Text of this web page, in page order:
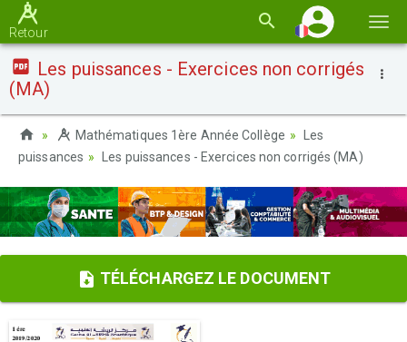
la
Retour
Les puissances - Exercices non corrigés
(MA)
Mathématiques 1ère Année Collège
Les
puissances
Les puissances - Exercices non corrigés (MA)
TÉLÉCHARGEZ LE DOCUMENT